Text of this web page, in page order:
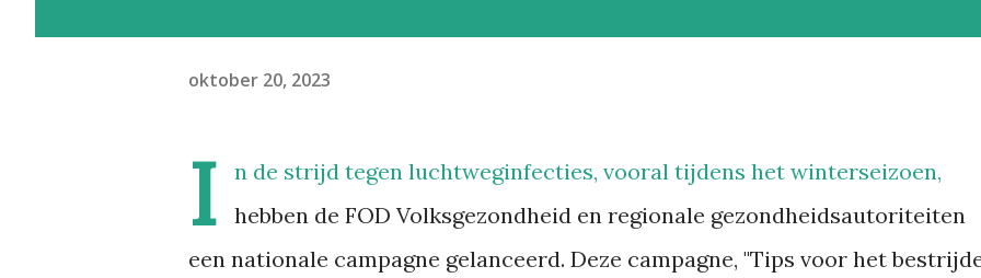
oktober 20, 2023
I
n de strijd tegen luchtweginfecties, vooral tijdens het winterseizoen,
hebben de FOD Volksgezondheid en regionale gezondheidsautoriteiten
een nationale campagne gelanceerd. Deze campagne, "Tips voor het